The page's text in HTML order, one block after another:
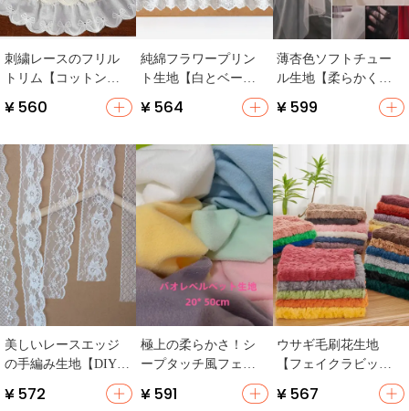
刺繍レースのフリル
トリム【コットン生
地・DIY装飾用・フリ
ルデザイン】
¥ 560
純綿フラワープリン
ト生地【白とベージ
ュ・刺繍レース・フ
リルデザイン・ハン
¥ 564
薄杏色ソフトチュー
ル生地【柔らかく肌
触りの良い高級ドレ
ス用手作り素材】
¥ 599
美しいレースエッジ
の手編み生地【DIY
用・刺繍素材・極上
の柔らかさ】
¥ 572
極上の柔らかさ！シ
ープタッチ風フェイ
クファー生地【DIY手
作り用・衣服の裏
¥ 591
ウサギ毛刷花生地
【フェイクラビット
ファー・圧花・人形
用DIY手作り素材】
¥ 567